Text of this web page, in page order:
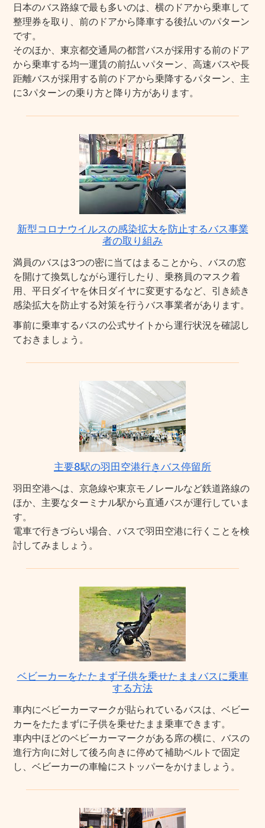
日本のバス路線で最も多いのは、横のドアから乗車して
整理券を取り、前のドアから降車する後払いのパターン
です。
そのほか、東京都交通局の都営バスが採用する前のドア
から乗車する均一運賃の前払いパターン、高速バスや長
距離バスが採用する前のドアから乗降するパターン、主
に3パターンの乗り方と降り方があります。
新型コロナウイルスの感染拡大を防止するバス事業
者の取り組み
満員のバスは3つの密に当てはまることから、バスの窓
を開けて換気しながら運行したり、乗務員のマスク着
用、平日ダイヤを休日ダイヤに変更するなど、引き続き
感染拡大を防止する対策を行うバス事業者があります。
事前に乗車するバスの公式サイトから運行状況を確認し
ておきましょう。
主要8駅の羽田空港行きバス停留所
羽田空港へは、京急線や東京モノレールなど鉄道路線の
ほか、主要なターミナル駅から直通バスが運行していま
す。
電車で行きづらい場合、バスで羽田空港に行くことを検
討してみましょう。
ベビーカーをたたまず子供を乗せたままバスに乗車
する方法
車内にベビーカーマークが貼られているバスは、ベビー
カーをたたまずに子供を乗せたまま乗車できます。
車内中ほどのベビーカーマークがある席の横に、バスの
進行方向に対して後ろ向きに停めて補助ベルトで固定
し、ベビーカーの車輪にストッパーをかけましょう。